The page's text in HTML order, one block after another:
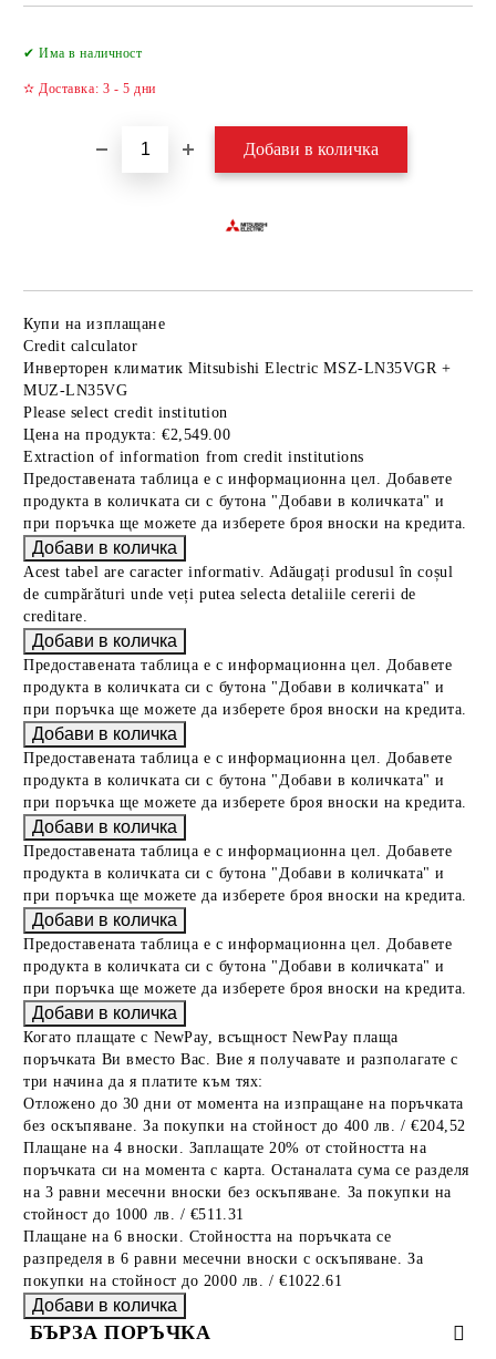
✔ Има в наличност
✫ Доставка: 3 - 5 дни
Купи на изплащане
Credit calculator
Инверторен климатик Mitsubishi Electric MSZ-LN35VGR +
MUZ-LN35VG
Please select credit institution
Цена на продукта: €2,549.00
Extraction of information from credit institutions
Предоставената таблица е с информационна цел. Добавете
продукта в количката си с бутона "Добави в количката" и
при поръчка ще можете да изберете броя вноски на кредита.
Acest tabel are caracter informativ. Adăugați produsul în coșul
de cumpărături unde veți putea selecta detaliile cererii de
creditare.
Предоставената таблица е с информационна цел. Добавете
продукта в количката си с бутона "Добави в количката" и
при поръчка ще можете да изберете броя вноски на кредита.
Предоставената таблица е с информационна цел. Добавете
продукта в количката си с бутона "Добави в количката" и
при поръчка ще можете да изберете броя вноски на кредита.
Предоставената таблица е с информационна цел. Добавете
продукта в количката си с бутона "Добави в количката" и
при поръчка ще можете да изберете броя вноски на кредита.
Предоставената таблица е с информационна цел. Добавете
продукта в количката си с бутона "Добави в количката" и
при поръчка ще можете да изберете броя вноски на кредита.
Когато плащате с NewPay, всъщност NewPay плаща
поръчката Ви вместо Вас. Вие я получавате и разполагате с
три начина да я платите към тях:
Отложено до 30 дни от момента на изпращане на поръчката
без оскъпяване. За покупки на стойност до 400 лв. / €204,52
Плащане на 4 вноски. Заплащате 20% от стойността на
поръчката си на момента с карта. Останалата сума се разделя
на 3 равни месечни вноски без оскъпяване. За покупки на
стойност до 1000 лв. / €511.31
Плащане на 6 вноски. Стойността на поръчката се
разпределя в 6 равни месечни вноски с оскъпяване. За
покупки на стойност до 2000 лв. / €1022.61
БЪРЗА ПОРЪЧКА